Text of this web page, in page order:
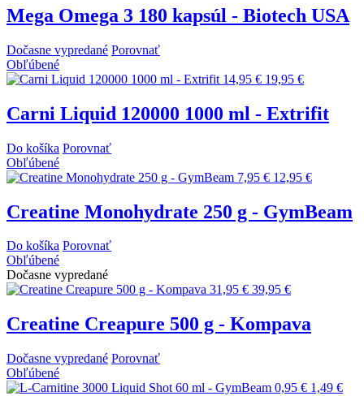
Mega Omega 3 180 kapsúl - Biotech USA
Dočasne vypredané Porovnať
Obľúbené
14,95 € 19,95 €
Carni Liquid 120000 1000 ml - Extrifit
Do košíka Porovnať
Obľúbené
7,95 € 12,95 €
Creatine Monohydrate 250 g - GymBeam
Do košíka Porovnať
Obľúbené
Dočasne vypredané
31,95 € 39,95 €
Creatine Creapure 500 g - Kompava
Dočasne vypredané Porovnať
Obľúbené
0,95 € 1,49 €